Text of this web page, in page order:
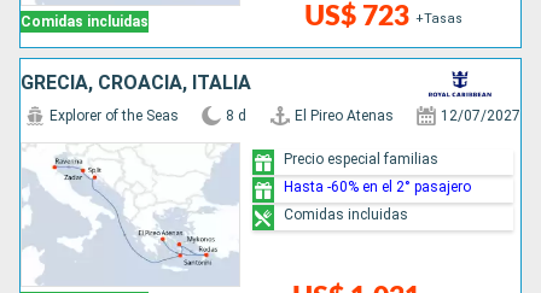
Comidas incluidas US$ 723 +Tasas
GRECIA, CROACIA, ITALIA
Explorer of the Seas 8 d El Pireo Atenas 12/07/2027
Precio especial familias
Hasta -60% en el 2° pasajero
Comidas incluidas